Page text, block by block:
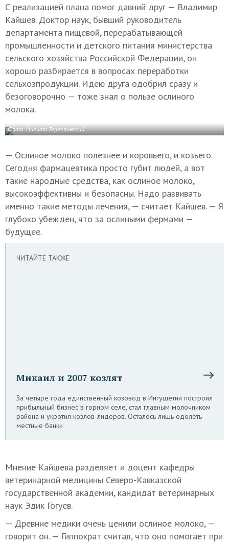
С реализацией плана помог давний друг — Владимир
Кайшев. Доктор наук, бывший руководитель
департамента пищевой, перерабатывающей
промышленности и детского питания министерства
сельского хозяйства Российской Федерации, он
хорошо разбирается в вопросах переработки
сельхозпродукции. Идею друга одобрил сразу и
безоговорочно — тоже знал о пользе ослиного
молока.
Фото: Никита Тереклинский
— Ослиное молоко полезнее и коровьего, и козьего.
Сегодня фармацевтика просто губит людей, а вот
такие народные средства, как ослиное молоко,
высокоэффективны и безопасны. Надо развивать
именно такие методы лечения, — считает Кайшев. — Я
глубоко убежден, что за ослиными фермами —
будущее.
ЧИТАЙТЕ ТАКЖЕ
Микаил и 2007 козлят
За четыре года единственный козовод в Ингушетии построил
прибыльный бизнес в горном селе, стал главным молочником
района и укротил козлов-лидеров. Осталось лишь одолеть
местные банки
Мнение Кайшева разделяет и доцент кафедры
ветеринарной медицины Северо-Кавказской
государственной академии, кандидат ветеринарных
наук Эдик Гогуев.
— Древние медики очень ценили ослиное молоко, —
говорит он. — Гиппократ считал, что оно помогает при